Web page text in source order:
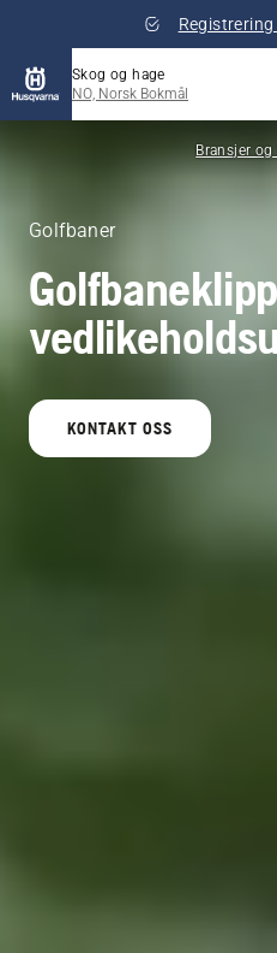
Skog og hage
NO, Norsk Bokmål
Bransjer
Golfbaner
KONTAKT OSS